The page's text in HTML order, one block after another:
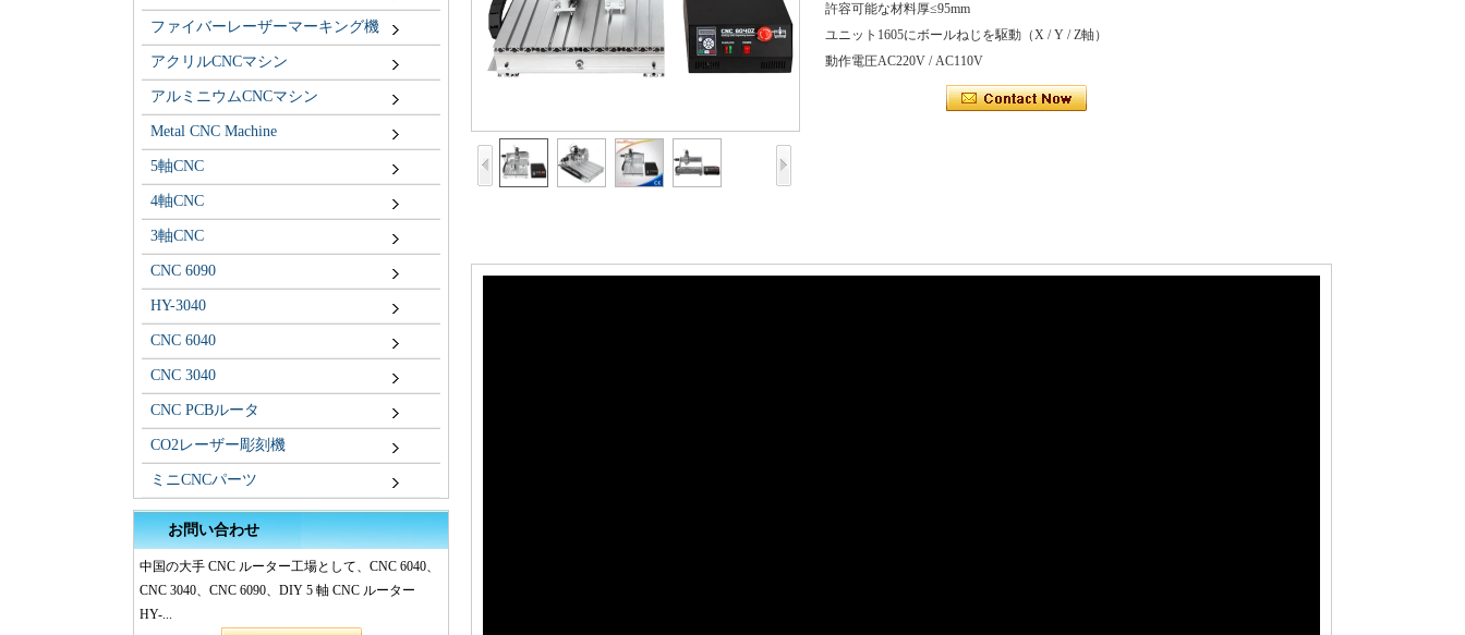
ファイバーレーザーマーキング機
アクリルCNCマシン
アルミニウムCNCマシン
Metal CNC Machine
5軸CNC
4軸CNC
3軸CNC
CNC 6090
HY-3040
CNC 6040
CNC 3040
CNC PCBルータ
CO2レーザー彫刻機
ミニCNCパーツ
お問い合わせ
中国の大手 CNC ルーター工場として、CNC 6040、
CNC 3040、CNC 6090、DIY 5 軸 CNC ルーター
HY-...
許容可能な材料厚≤95mm
ユニット1605にボールねじを駆動（X / Y / Z軸）
動作電圧AC220V / AC110V